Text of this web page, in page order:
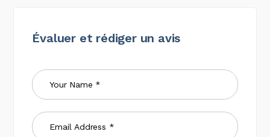
Évaluer et rédiger un avis